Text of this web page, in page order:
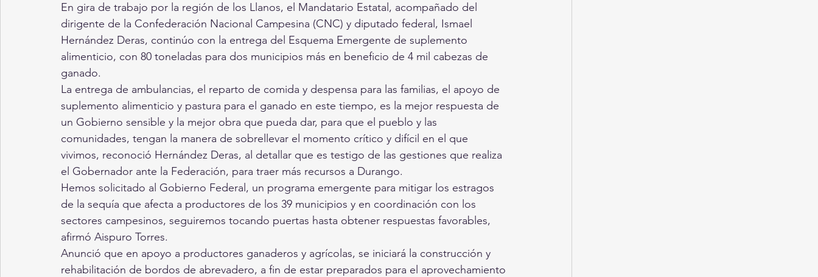
En gira de trabajo por la región de los Llanos, el Mandatario Estatal, acompañado del
dirigente de la Confederación Nacional Campesina (CNC) y diputado federal, Ismael
Hernández Deras, continúo con la entrega del Esquema Emergente de suplemento
alimenticio, con 80 toneladas para dos municipios más en beneficio de 4 mil cabezas de
ganado.
La entrega de ambulancias, el reparto de comida y despensa para las familias, el apoyo de
suplemento alimenticio y pastura para el ganado en este tiempo, es la mejor respuesta de
un Gobierno sensible y la mejor obra que pueda dar, para que el pueblo y las
comunidades, tengan la manera de sobrellevar el momento crítico y difícil en el que
vivimos, reconoció Hernández Deras, al detallar que es testigo de las gestiones que realiza
el Gobernador ante la Federación, para traer más recursos a Durango.
Hemos solicitado al Gobierno Federal, un programa emergente para mitigar los estragos
de la sequía que afecta a productores de los 39 municipios y en coordinación con los
sectores campesinos, seguiremos tocando puertas hasta obtener respuestas favorables,
afirmó Aispuro Torres.
Anunció que en apoyo a productores ganaderos y agrícolas, se iniciará la construcción y
rehabilitación de bordos de abrevadero, a fin de estar preparados para el aprovechamiento